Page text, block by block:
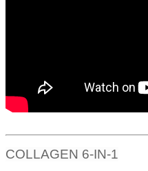
COLLAGEN 6-IN-1